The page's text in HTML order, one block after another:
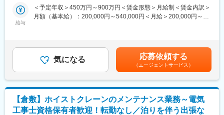
てきたノウハウを生かし、最適なFAシステムを提供して参りま
す。
■業務詳細：
本人のご経験や能力に合わせて、以下の業務から分担し一部をお
ルプデスク、セキュリティ対策）等
◇総務（行事運営、契約・助成金管理、給与・労務）
◇人事（採用、入退社、勤怠、評価、研修）
配属先は8名（60代1名、40代4名、30代1名、20代2名）で構成さ
れています。
給与
＜予定年収＞450万円～900万円＜賃金形態＞月給制＜賃金内訳＞
月額（基本給）：200,000円～540,000円＜月給＞200,000円～
実績：4.1ヶ月分賃金はあくまでも目安の金額であり、選考を通じ
て上下する可能性があります。月給(月額)は固定手当を含めた表記
です。
気になる 応募依頼する
（エージェントサービス）
【倉敷】ホイストクレーンのメンテナンス業務～電気
工事士資格保有者歓迎！転勤なし／泊りを伴う出張な